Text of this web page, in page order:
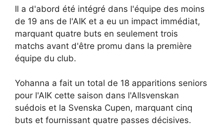
Il a d'abord été intégré dans l'équipe des moins
de 19 ans de l'AIK et a eu un impact immédiat,
marquant quatre buts en seulement trois
matchs avant d'être promu dans la première
équipe du club.
Yohanna a fait un total de 18 apparitions seniors
pour l'AIK cette saison dans l'Allsvenskan
suédois et la Svenska Cupen, marquant cinq
buts et fournissant quatre passes décisives.